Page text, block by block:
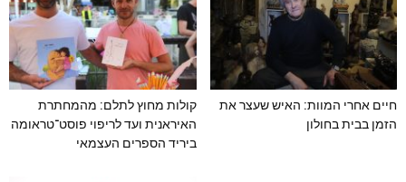
חיים אחרי המוות: האיש שעצר את
הזמן בבית בחולון
קולות מחוץ לתלם: מהמחתרת
האיראנית ועד לריפוי פוסט־טראומה
ביריד הספרים העצמאי